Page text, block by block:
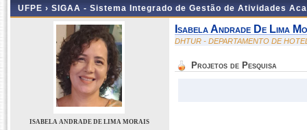
UFPE › SIGAA - Sistema Integrado de Gestão de Atividades
ISABELA ANDRADE DE LIMA MORAIS
Isabela Andrade De Lima
DHTUR - DEPARTAMENTO DE
Projetos de Pesquisa